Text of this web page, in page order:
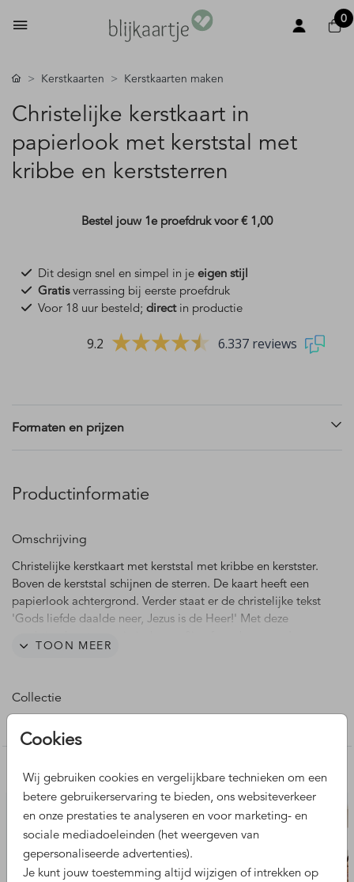
0
Cookies
Wij gebruiken cookies en vergelijkbare technieken om een
betere gebruikerservaring te bieden, ons websiteverkeer
en onze prestaties te analyseren en voor marketing- en
sociale mediadoeleinden (het weergeven van
gepersonaliseerde advertenties).
Je kunt jouw toestemming altijd wijzigen of intrekken op
Kerstkaarten Kerstkaarten maken
Christelijke kerstkaart in
papierlook met kerststal met
kribbe en kerststerren
Bestel jouw 1e proefdruk voor€ 1,00
Dit design snel en simpel in je eigen stijl
Gratisverrassing bij eerste proefdruk
Voor 18 uur besteld; directin productie
9.2 6.337 reviews
Formaten en prijzen
Productinformatie
Omschrijving
Christelijke kerstkaart met kerststal met kribbe en kerstster.
Boven de kerststal schijnen de sterren. De kaart heeft een
papierlook achtergrond. Verder staat er de christelijke tekst
'Gods liefde daalde neer, Jezus is de Heer!' Met deze
TOON MEER
Collectie
Nog meer leuke ontwerpen